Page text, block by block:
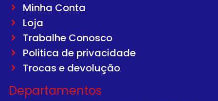
Minha Conta
Loja
Trabalhe Conosco
Politica de privacidade
Trocas e devolução
Departamentos